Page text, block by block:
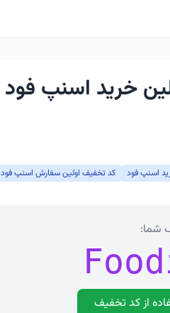
خرید اسنپ فود
اسنپ فود کد تخفیف اولین سفارش اسنپ فود
شما:
از کد تخفیف